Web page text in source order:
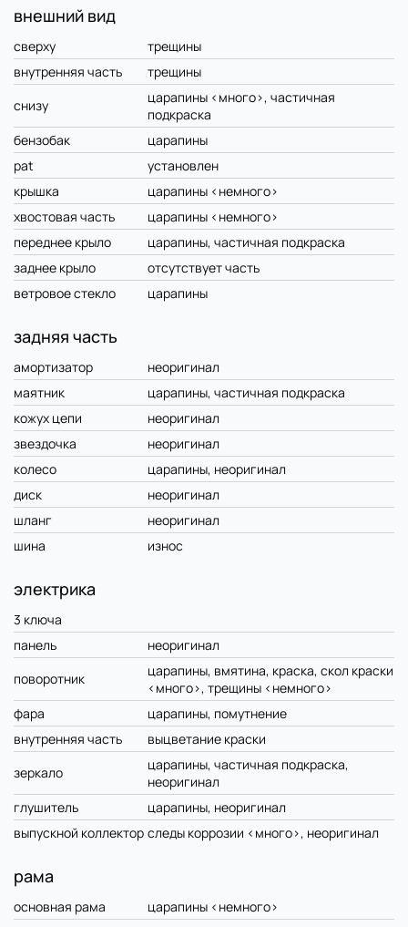
внешний вид
сверху
трещины
внутренняя часть
трещины
снизу
царапины <много>, частичная
подкраска
бензобак
царапины
pat
установлен
крышка
царапины <немного>
хвостовая часть
царапины <немного>
переднее крыло
царапины, частичная подкраска
заднее крыло
отсутствует часть
ветровое стекло
царапины
задняя часть
амортизатор
неоригинал
маятник
царапины, частичная подкраска
кожух цепи
неоригинал
звездочка
неоригинал
колесо
царапины, неоригинал
диск
неоригинал
шланг
неоригинал
шина
износ
электрика
3 ключа
панель
неоригинал
поворотник
царапины, вмятина, краска, скол краски
<много>, трещины <немного>
фара
царапины, помутнение
внутренняя часть
выцветание краски
зеркало
царапины, частичная подкраска,
неоригинал
глушитель
царапины, неоригинал
выпускной коллектор следы коррозии <много>, неоригинал
рама
основная рама
царапины <немного>